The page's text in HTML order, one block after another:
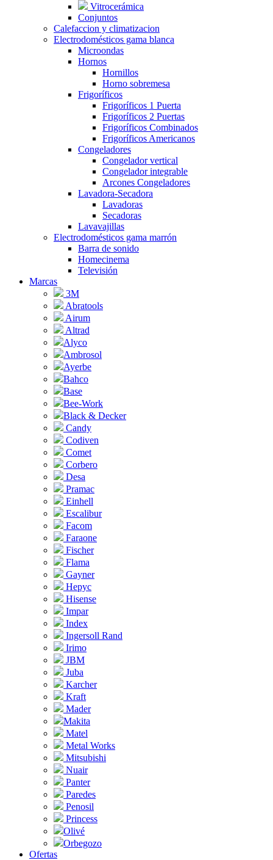
Vitrocerámica
Conjuntos
Calefaccion y climatizacion
Electrodomésticos gama blanca
Microondas
Hornos
Hornillos
Horno sobremesa
Frigoríficos
Frigoríficos 1 Puerta
Frigoríficos 2 Puertas
Frigoríficos Combinados
Frigoríficos Americanos
Congeladores
Congelador vertical
Congelador integrable
Arcones Congeladores
Lavadora-Secadora
Lavadoras
Secadoras
Lavavajillas
Electrodomésticos gama marrón
Barra de sonido
Homecinema
Televisión
Marcas
3M
Abratools
Airum
Altrad
Alyco
Ambrosol
Ayerbe
Bahco
Base
Bee-Work
Black & Decker
Candy
Codiven
Comet
Corbero
Desa
Pramac
Einhell
Escalibur
Facom
Faraone
Fischer
Flama
Gayner
Hepyc
Hisense
Impar
Index
Ingersoll Rand
Irimo
JBM
Juba
Karcher
Kraft
Mader
Makita
Matel
Metal Works
Mitsubishi
Nuair
Panter
Paredes
Penosil
Princess
Olivé
Orbegozo
Ofertas